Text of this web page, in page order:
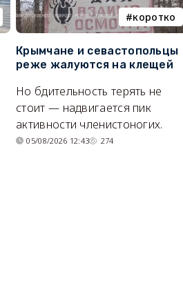
коротко
Крымчане и севастопольцы
реже жалуются на клещей
Но бдительность терять не
стоит — надвигается пик
активности членистоногих.
05/08/2026 12:43 274